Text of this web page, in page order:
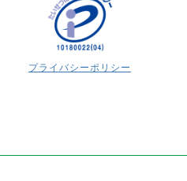
プライバシーポリシー